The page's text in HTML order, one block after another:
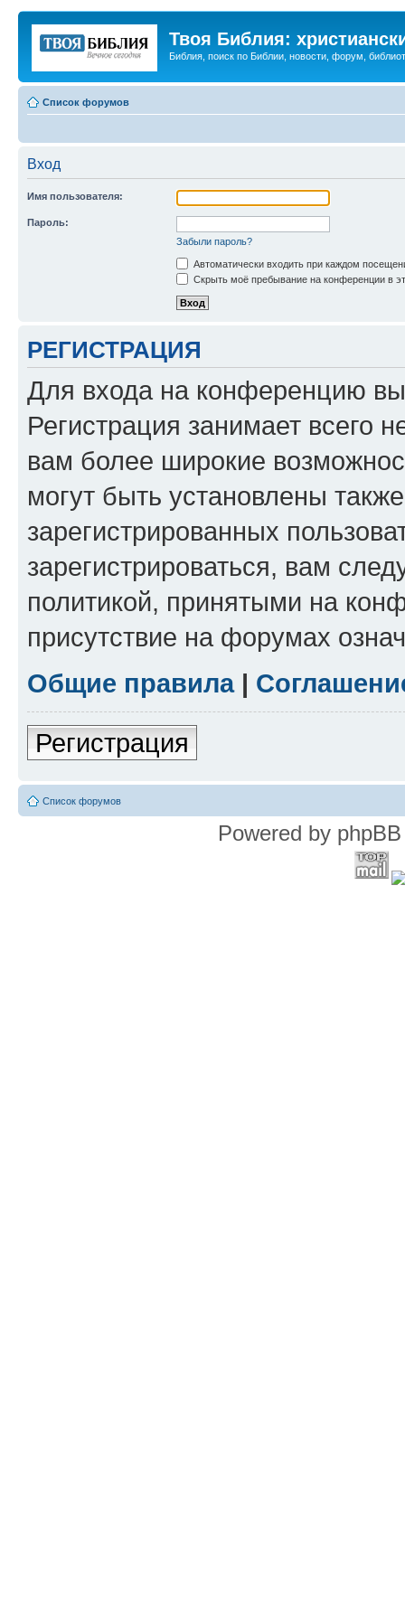
Твоя Библия:
Библия, поиск по Библии, новости, форум,
Список форумов
Вход
Имя пользователя:
Пароль:
Забыли пароль?
Автоматически входить при каждом
Скрыть моё пребывание на конференции в
РЕГИСТРАЦИЯ
Для входа на конференцию
Регистрация занимает всего
вам более широкие
могут быть установлены
зарегистрированных
зарегистрироваться, вам
политикой, принятыми на
присутствие на форумах
Общие правила|
Регистрация
Список форумов
Powered by